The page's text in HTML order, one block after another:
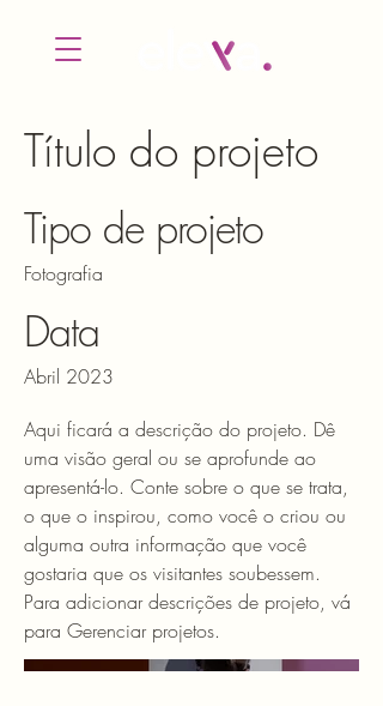
Título do projeto
Tipo de projeto
Fotografia
Data
Abril 2023
Aqui ficará a descrição do projeto. Dê
uma visão geral ou se aprofunde ao
apresentá-lo. Conte sobre o que se trata,
o que o inspirou, como você o criou ou
alguma outra informação que você
gostaria que os visitantes soubessem.
Para adicionar descrições de projeto, vá
para Gerenciar projetos.